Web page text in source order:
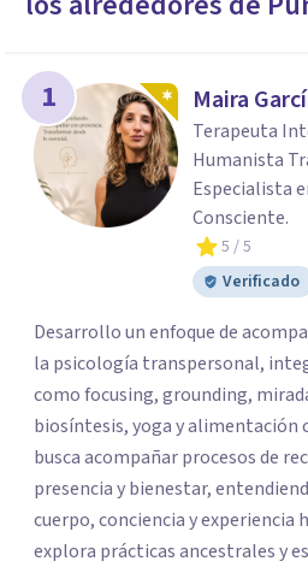
1 Maira
Terapeuta
Humanista
Especialista
Consciente.
5 / 5
Verificado
Desarrollo un enfoque de
la psicología transpersonal,
como focusing, grounding,
biosíntesis, yoga y alimentación
busca acompañar procesos de
presencia y bienestar,
cuerpo, conciencia y experiencia
explora prácticas ancestrales y